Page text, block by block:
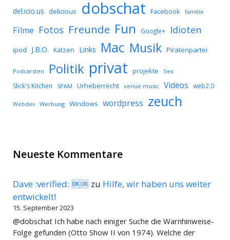
del.icio.us delicious dobschat Facebook familie
Filme Fotos Freunde Fun Google+ Idioten
ipod J.B.O. Katzen Links Mac Musik Piratenpartei
Podcarsten Politik privat projekte Sex
Slick's Kitchen SPAM Urheberrecht venue music Videos web2.0
Webdev Werbung Windows wordpress zeuch
Neueste Kommentare
Dave :verified: 🆗🆒 zu Hilfe, wir haben uns weiter
entwickelt!
15. September 2023
@dobschat Ich habe nach einiger Suche die Warnhinweise-
Folge gefunden (Otto Show II von 1974). Welche der